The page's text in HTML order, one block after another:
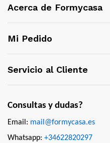
Acerca de Formycasa
Mi Pedido
Servicio al Cliente
Consultas y dudas?
Email: mail@formycasa.es
Whatsapp: +34622820297